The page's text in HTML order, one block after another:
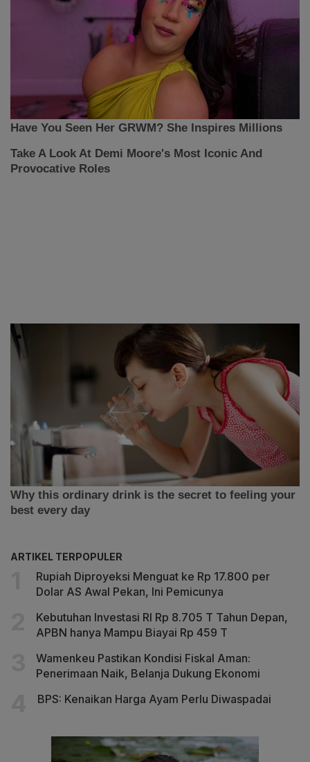
ARTIKEL TERPOPULER
Rupiah Diproyeksi Menguat ke Rp 17.800 per
Dolar AS Awal Pekan, Ini Pemicunya
Kebutuhan Investasi RI Rp 8.705 T Tahun Depan,
APBN hanya Mampu Biayai Rp 459 T
Wamenkeu Pastikan Kondisi Fiskal Aman:
Penerimaan Naik, Belanja Dukung Ekonomi
BPS: Kenaikan Harga Ayam Perlu Diwaspadai